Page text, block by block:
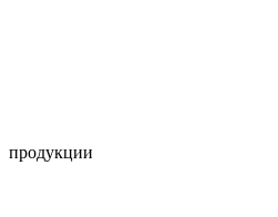
продукции